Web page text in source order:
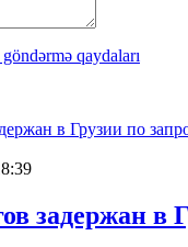
göndərmə qaydaları
задержан в